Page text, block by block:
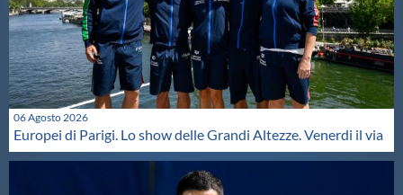
06 Agosto 2026
Europei di Parigi. Lo show delle Grandi Altezze. Venerdi il via